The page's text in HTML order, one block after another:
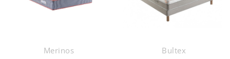
Sommier garantie 5
Merinos Bultex